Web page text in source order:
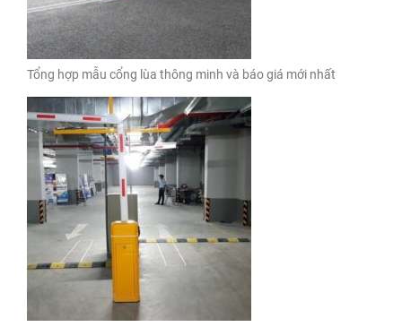
Tổng hợp mẫu cổng lùa thông minh và báo giá mới nhất